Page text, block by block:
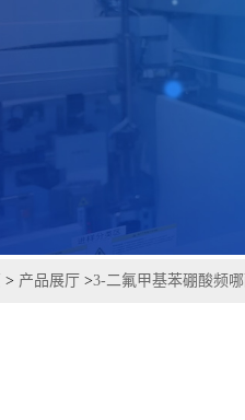
> 产品展厅 >3-二氟甲基苯硼酸频